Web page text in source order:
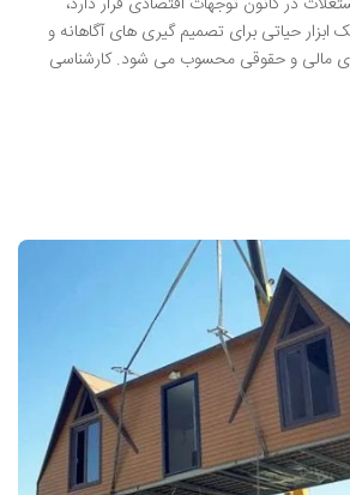
حیاتی برای تصمیم گیری های آگاهانه و
و حقوقی محسوب می شود. کارشناسی